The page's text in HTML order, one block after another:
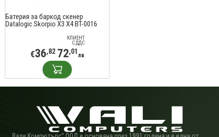
Батерия за баркод скенер
Datalogic Skorpio X3 X4 BT-0016
КЛИЕНТ
С ДДС
€36,82 72,01 лв